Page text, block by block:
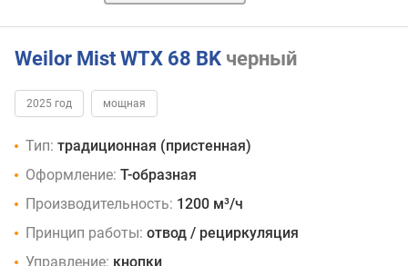
Weilor Mist WTX 68 BK черный
2025 год мощная
Тип: традиционная (пристенная)
Оформление: Т-образная
Производительность: 1200 м³/ч
Принцип работы: отвод / рециркуляция
Управление: кнопки